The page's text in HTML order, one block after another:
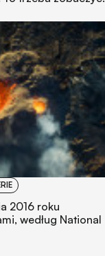
2016 roku
według National